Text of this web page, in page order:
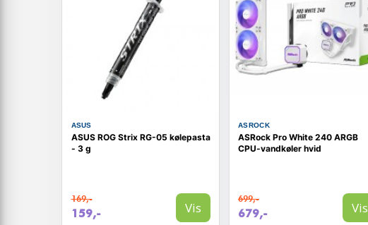
ASUS
ASUS ROG Strix RG-05 kølepasta
- 3 g
169,-
159,- Vis
ASROCK
ASRock Pro White 240 ARGB
CPU-vandkøler hvid
699,-
679,- Vis